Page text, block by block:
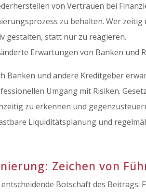
von Vertrauen bei
zu behalten. Wer
gestalten, statt nur zu reagieren.
Erwartungen von Banken und
Banken und andere Kreditgeber
Umgang mit Risiken.
zu erkennen und
Liquiditätsplanung und
Zeichen von
entscheidende Botschaft des